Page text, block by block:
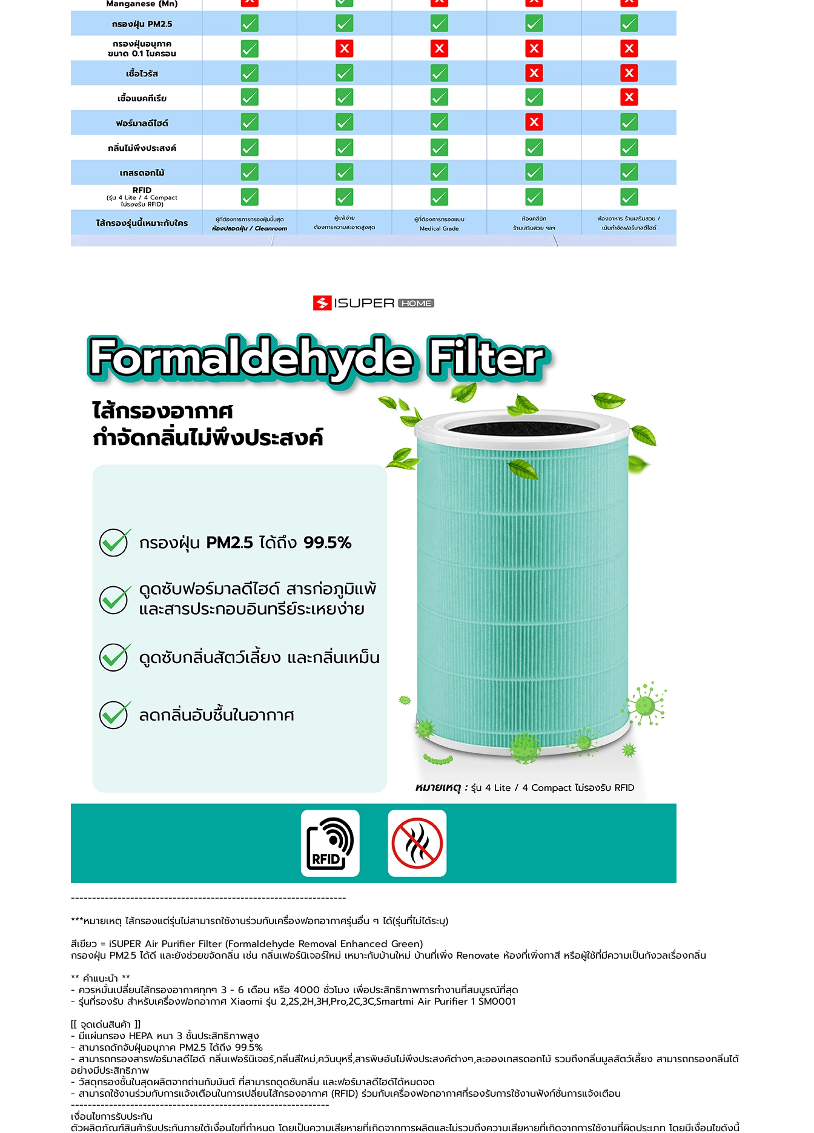
-----------------------------------------------------------------
***หมายเหตุ ไส้กรองแต่รุ่นไม่สามารถใช้งานร่วมกับเครื่องฟอกอากาศรุ่นอื่น ๆ ได้(รุ่นที่ไม่ได้ระบุ)
สีเขียว = iSUPER Air Purifier Filter (Formaldehyde Removal Enhanced Green)
กรองฝุ่น​ PM​2.5 ได้ดี และยังช่วยขจัดกลิ่น เช่น กลิ่นเฟอร์นิเจอร์​ใหม่ เหมาะกับบ้านใหม่ บ้านที่เพิ่ง Renovate ห้องที่เพิ่งทาสี หรือผู้ใช้ที่มีความเป็นกังวลเรื่องกลิ่น
** คำแนะนำ **
- ควรหมั่นเปลี่ยนไส้กรองอากาศทุกๆ 3 - 6 เดือน หรือ 4000 ชั่วโมง เพื่อประสิทธิภาพการทำงานที่สมบูรณ์ที่สุด
- รุ่นที่รองรับ สำหรับเครื่องฟอกอากาศ Xiaomi รุ่น 2,2S,2H,3H,Pro,2C,3C,Smartmi Air Purifier 1 SM0001
[[ จุดเด่นสินค้า ]]
- มีแผ่นกรอง HEPA หนา 3 ชั้นประสิทธิภาพสูง
- สามารถดักจับฝุ่นอนุภาค PM2.5 ได้ถึง 99.5%
- สามารถกรองสารฟอร์มาลดีไฮด์ กลิ่นเฟอร์นิเจอร์,กลิ่นสีใหม่,ควันบุหรี่,สารพิษอันไม่พึงประสงค์ต่างๆ,ละอองเกสรดอกไม้ รวมถึงกลิ่นมูลสัตว์เลี้ยง สามารถกรองกลิ่นได้
อย่างมีประสิทธิภาพ
- วัสดุกรองชั้นในสุดผลิตจากถ่านกัมมันต์ ที่สามารถดูดซับกลิ่น และฟอร์มาลดีไฮด์ได้หมดจด
- สามารถใช้งานร่วมกับการแจ้งเตือนในการเปลี่ยนไส้กรองอากาศ (RFID) ร่วมกับเครื่องฟอกอากาศที่รองรับการใช้งานฟังก์ชั่นการแจ้งเตือน
-------------------------------------------------------------
เงื่อนไขการรับประกัน
ตัวผลิตภัณฑ์สินค้ารับประกันภายใต้เงื่อนไขที่กำหนด โดยเป็นความเสียหายที่เกิดจากการผลิตและไม่รวมถึงความเสียหายที่เกิดจากการใช้งานที่ผิดประเภท โดยมีเงื่อนไขดังนี้